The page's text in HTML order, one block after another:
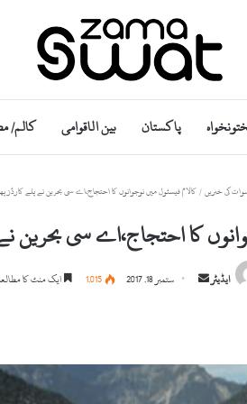
پاکستان بین الاقوامی کالم/
کی خبریں/کالام فیسٹول میں نوجوانوں کا احتجاج،اے سی بحرین نے پلے کارڈز
کا احتجاج،اے سی بحرین
ایڈیٹر
a
n
ستمبر 18, 2017 1,015 ایک منٹ کا